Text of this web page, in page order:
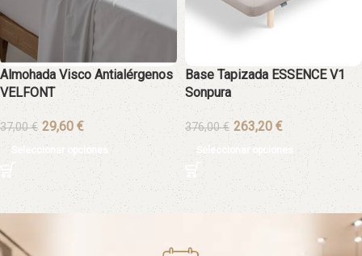
Almohada Visco Antialérgenos
VELFONT
37,00€ €
Seleccionar opciones
Base Tapizada ESSENCE V1
Sonpura
376,00€ €
Seleccionar opciones